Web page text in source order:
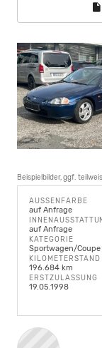
Beispielbilder, ggf.
AUSSENFARBE
auf Anfrage
auf Anfrage
KATEGORIE
Sportwagen/Coupe
KILOMETERSTAND
196.684 km
ERSTZULASSUNG
19.05.1998